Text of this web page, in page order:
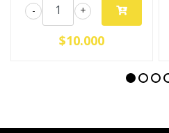
+
-
$10.000